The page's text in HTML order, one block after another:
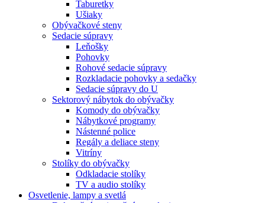
Taburetky
Ušiaky
Obývačkové steny
Sedacie súpravy
Leňošky
Pohovky
Rohové sedacie súpravy
Rozkladacie pohovky a sedačky
Sedacie súpravy do U
Sektorový nábytok do obývačky
Komody do obývačky
Nábytkové programy
Nástenné police
Regály a deliace steny
Vitríny
Stolíky do obývačky
Odkladacie stolíky
TV a audio stolíky
Osvetlenie, lampy a svetlá